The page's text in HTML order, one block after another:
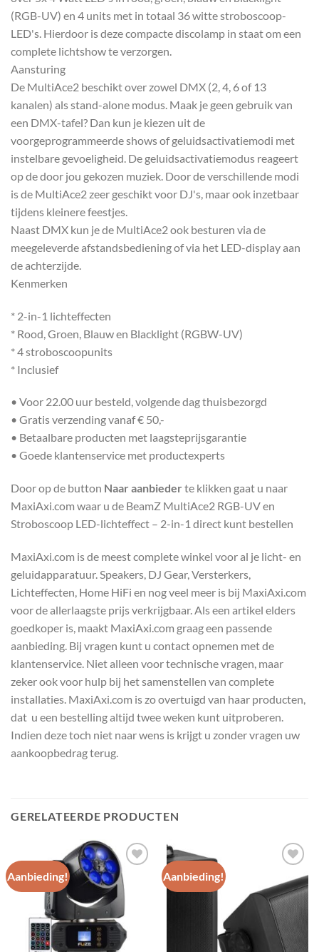
(RGB-UV) en 4 units met in totaal 36 witte stroboscoop-
LED's. Hierdoor is deze compacte discolamp in staat om een
complete lichtshow te verzorgen.
Aansturing
De MultiAce2 beschikt over zowel DMX (2, 4, 6 of 13
kanalen) als stand-alone modus. Maak je geen gebruik van
een DMX-tafel? Dan kun je kiezen uit de
voorgeprogrammeerde shows of geluidsactivatiemodi met
instelbare gevoeligheid. De geluidsactivatiemodus reageert
op de door jou gekozen muziek. Door de verschillende modi
is de MultiAce2 zeer geschikt voor DJ's, maar ook inzetbaar
tijdens kleinere feestjes.
Naast DMX kun je de MultiAce2 ook besturen via de
meegeleverde afstandsbediening of via het LED-display aan
de achterzijde.
Kenmerken
* 2-in-1 lichteffecten
* Rood, Groen, Blauw en Blacklight (RGBW-UV)
* 4 stroboscoopunits
* Inclusief
• Voor 22.00 uur besteld, volgende dag thuisbezorgd
• Gratis verzending vanaf € 50,-
• Betaalbare producten met laagsteprijsgarantie
• Goede klantenservice met productexperts
Door op de button Naar aanbieder te klikken gaat u naar
MaxiAxi.com waar u de BeamZ MultiAce2 RGB-UV en
Stroboscoop LED-lichteffect – 2-in-1 direct kunt bestellen
MaxiAxi.com is de meest complete winkel voor al je licht- en
geluidapparatuur. Speakers, DJ Gear, Versterkers,
Lichteffecten, Home HiFi en nog veel meer is bij MaxiAxi.com
voor de allerlaagste prijs verkrijgbaar. Als een artikel elders
goedkoper is, maakt MaxiAxi.com graag een passende
aanbieding. Bij vragen kunt u contact opnemen met de
klantenservice. Niet alleen voor technische vragen, maar
zeker ook voor hulp bij het samenstellen van complete
installaties. MaxiAxi.com is zo overtuigd van haar producten,
dat u een bestelling altijd twee weken kunt uitproberen.
Indien deze toch niet naar wens is krijgt u zonder vragen uw
aankoopbedrag terug.
GERELATEERDE PRODUCTEN
Aanbieding!
Toevoegen
wenslijst
Aanbieding!
Toevoegen
aan
wenslijst